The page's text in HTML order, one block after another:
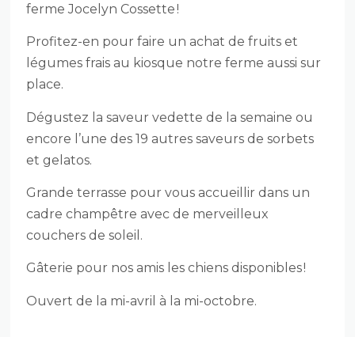
ferme Jocelyn Cossette !
Profitez-en pour faire un achat de fruits et
légumes frais au kiosque notre ferme aussi sur
place.
Dégustez la saveur vedette de la semaine ou
encore l’une des 19 autres saveurs de sorbets
et gelatos.
Grande terrasse pour vous accueillir dans un
cadre champêtre avec de merveilleux
couchers de soleil.
Gâterie pour nos amis les chiens disponibles !
Ouvert de la mi-avril à la mi-octobre.